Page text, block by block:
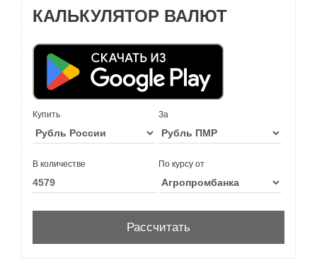
КАЛЬКУЛЯТОР ВАЛЮТ
Купить За
В количестве По курсу от